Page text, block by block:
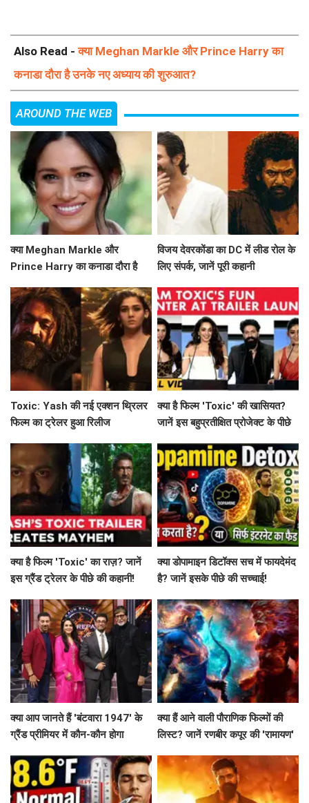
Also Read -क्या Meghan Markle और Prince Harry का
कनाडा दौरा है उनके नए अध्याय की शुरुआत?
AROUND THE WEB
क्या Meghan Markle और
Prince Harry का कनाडा दौरा है
विजय देवरकोंडा का DC में लीड रोल के
लिए संपर्क, जानें पूरी कहानी
Toxic: Yash की नई एक्शन थ्रिलर
फिल्म का ट्रेलर हुआ रिलीज
क्या है फिल्म 'Toxic' की खासियत?
जानें इस बहुप्रतीक्षित प्रोजेक्ट के पीछे
क्या है फिल्म 'Toxic' का राज़? जानें
इस ग्रैंड ट्रेलर के पीछे की कहानी!
क्या डोपामाइन डिटॉक्स सच में फायदेमंद
है? जानें इसके पीछे की सच्चाई!
क्या आप जानते हैं 'बंटवारा 1947' के
ग्रैंड प्रीमियर में कौन-कौन होगा
क्या हैं आने वाली पौराणिक फिल्मों की
लिस्ट? जानें रणबीर कपूर की 'रामायण'